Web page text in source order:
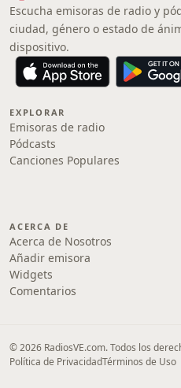
Escucha emisoras de radio y
ciudad, género o estado de
dispositivo.
EXPLORAR
Emisoras de radio
Pódcasts
Canciones Populares
ACERCA DE
Acerca de Nosotros
Añadir emisora
Widgets
Comentarios
© 2026 RadiosVE.com. Todos los
Política de PrivacidadTérminos de Uso